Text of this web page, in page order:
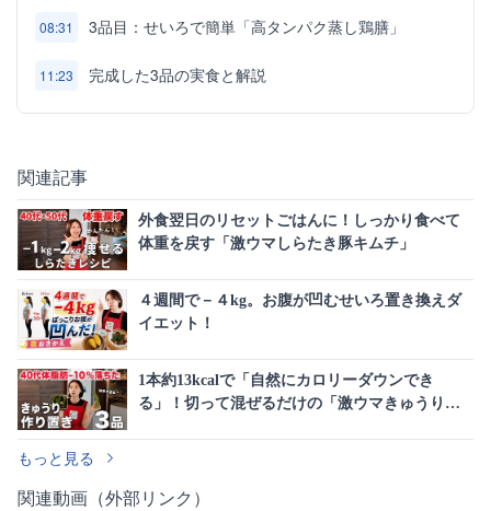
08:31 3品目：せいろで簡単「高タンパク蒸し鶏膳」
11:23 完成した3品の実食と解説
関連記事
外食翌日のリセットごはんに！しっかり食べて
体重を戻す「激ウマしらたき豚キムチ」
４週間で－４kg。お腹が凹むせいろ置き換えダ
イエット！
1本約13kcalで「自然にカロリーダウンでき
る」！切って混ぜるだけの「激ウマきゅうり作
もっと見る
関連動画（外部リンク）